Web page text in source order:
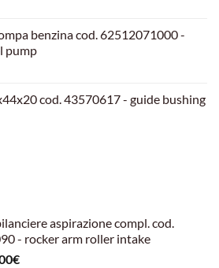
è:
540,00€.
benzina cod. 62512071000 -
pump
cod. 43570617 - guide bushing
aspirazione compl. cod.
- rocker arm roller intake
€Il